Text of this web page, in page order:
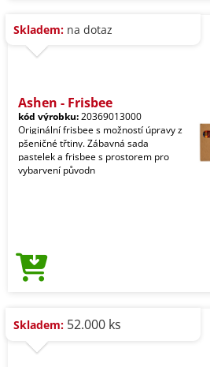
Skladem: na dotaz
Ashen - Frisbee
kód výrobku:20369013000
Originální frisbee s možností úpravy z
pšeničné třtiny. Zábavná sada
pastelek a frisbee s prostorem pro
vybarvení původn
Skladem: 52.000 ks